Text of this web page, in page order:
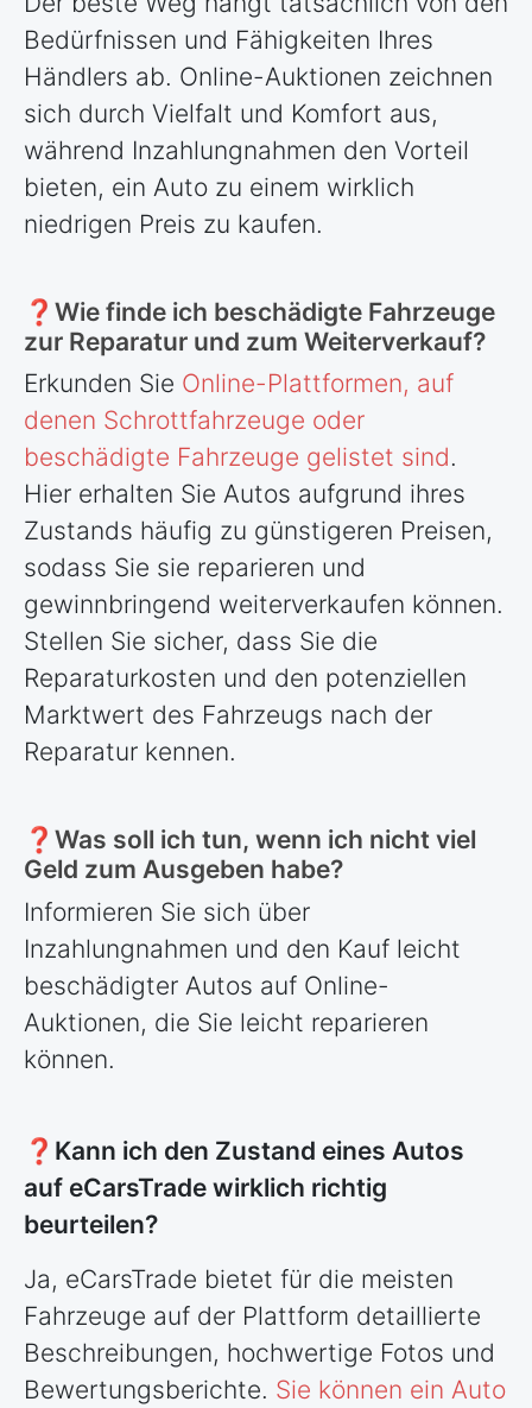
Bedürfnissen und Fähigkeiten Ihres
Händlers ab. Online-Auktionen zeichnen
sich durch Vielfalt und Komfort aus,
während Inzahlungnahmen den Vorteil
bieten, ein Auto zu einem wirklich
niedrigen Preis zu kaufen.
❓Wie finde ich beschädigte Fahrzeuge
zur Reparatur und zum Weiterverkauf?
Erkunden Sie Online-Plattformen, auf
denen Schrottfahrzeuge oder
beschädigte Fahrzeuge gelistet sind.
Hier erhalten Sie Autos aufgrund ihres
Zustands häufig zu günstigeren Preisen,
sodass Sie sie reparieren und
gewinnbringend weiterverkaufen können.
Stellen Sie sicher, dass Sie die
Reparaturkosten und den potenziellen
Marktwert des Fahrzeugs nach der
Reparatur kennen.
❓Was soll ich tun, wenn ich nicht viel
Geld zum Ausgeben habe?
Informieren Sie sich über
Inzahlungnahmen und den Kauf leicht
beschädigter Autos auf Online-
Auktionen, die Sie leicht reparieren
können.
❓Kann ich den Zustand eines Autos
auf eCarsTrade wirklich richtig
beurteilen?
Ja, eCarsTrade bietet für die meisten
Fahrzeuge auf der Plattform detaillierte
Beschreibungen, hochwertige Fotos und
Bewertungsberichte. Sie können ein Auto